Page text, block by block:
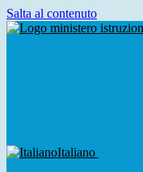
Salta al contenuto
Italiano